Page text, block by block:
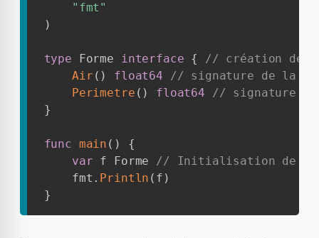
"fmt"
)
type Forme interface {
// création de
Air ( ) float64
// signature de la
Perimetre ( ) float64
// signature de
}
func main ( )
{
var f Forme // Initialisation de
    fmt
. Println ( f )
}